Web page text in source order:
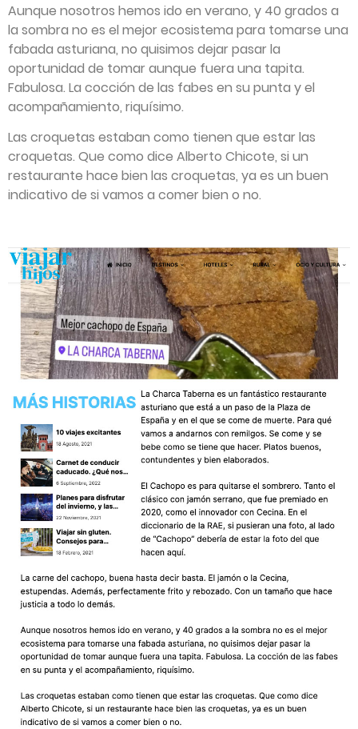
Aunque nosotros hemos ido en verano, y 40 grados a
la sombra no es el mejor ecosistema para tomarse una
fabada asturiana, no quisimos dejar pasar la
oportunidad de tomar aunque fuera una tapita.
Fabulosa. La cocción de las fabes en su punta y el
acompañamiento, riquísimo.
Las croquetas estaban como tienen que estar las
croquetas. Que como dice Alberto Chicote, si un
restaurante hace bien las croquetas, ya es un buen
indicativo de si vamos a comer bien o no.